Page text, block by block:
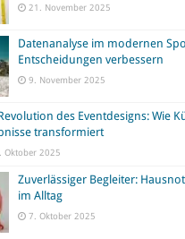
21. November 2025
Datenanalyse im modernen
Entscheidungen verbessern
9. November 2025
des Eventdesigns: Wie
transformiert
Oktober 2025
Zuverlässiger Begleiter:
im Alltag
7. Oktober 2025